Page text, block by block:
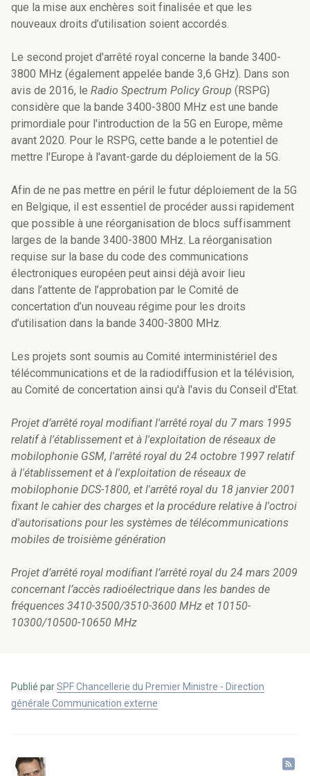
que la mise aux enchères soit finalisée et que les
nouveaux droits d’utilisation soient accordés.
Le second projet d'arrêté royal concerne la bande 3400-
3800 MHz (également appelée bande 3,6 GHz). Dans son
avis de 2016, le Radio Spectrum Policy Group (RSPG)
considère que la bande 3400-3800 MHz est une bande
primordiale pour l'introduction de la 5G en Europe, même
avant 2020. Pour le RSPG, cette bande a le potentiel de
mettre l'Europe à l'avant-garde du déploiement de la 5G.
Afin de ne pas mettre en péril le futur déploiement de la 5G
en Belgique, il est essentiel de procéder aussi rapidement
que possible à une réorganisation de blocs suffisamment
larges de la bande 3400-3800 MHz. La réorganisation
requise sur la base du code des communications
électroniques européen peut ainsi déjà avoir lieu
dans l’attente de l’approbation par le Comité de
concertation d’un nouveau régime pour les droits
d’utilisation dans la bande 3400-3800 MHz.
Les projets sont soumis au Comité interministériel des
télécommunications et de la radiodiffusion et la télévision,
au Comité de concertation ainsi qu'à l'avis du Conseil d'Etat.
Projet d’arrêté royal modifiant l'arrêté royal du 7 mars 1995
relatif à l'établissement et à l'exploitation de réseaux de
mobilophonie GSM, l'arrêté royal du 24 octobre 1997 relatif
à l'établissement et à l'exploitation de réseaux de
mobilophonie DCS-1800, et l'arrêté royal du 18 janvier 2001
fixant le cahier des charges et la procédure relative à l'octroi
d'autorisations pour les systèmes de télécommunications
mobiles de troisième génération
Projet d’arrêté royal modifiant l’arrêté royal du 24 mars 2009
concernant l’accès radioélectrique dans les bandes de
fréquences 3410-3500/3510-3600 MHz et 10150-
10300/10500-10650 MHz
Publié parSPF Chancellerie du Premier Ministre - Direction
générale Communication externe